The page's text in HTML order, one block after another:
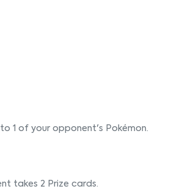
1 of your opponent's Pokémon.
takes 2 Prize cards.